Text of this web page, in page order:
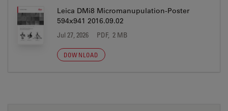
Leica DMi8 Micromanupulation-Poster
594x941 2016.09.02
Jul 27, 2026 PDF, 2 MB
DOWNLOAD